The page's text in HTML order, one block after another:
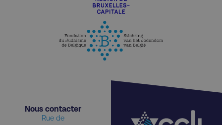
Nous contacter​
Rue de